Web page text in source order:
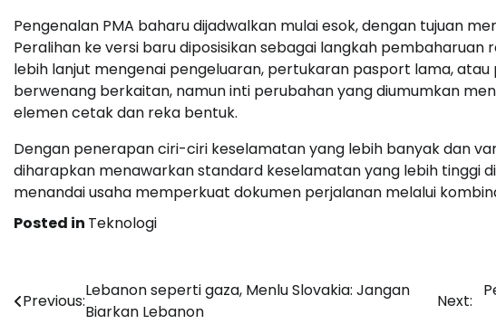
Pengenalan PMA baharu dijadwalkan mulai esok, dengan tujuan
Peralihan ke versi baru diposisikan sebagai langkah
lebih lanjut mengenai pengeluaran, pertukaran pasport lama,
berwenang berkaitan, namun inti perubahan yang diumumkan
elemen cetak dan reka bentuk.
Dengan penerapan ciri-ciri keselamatan yang lebih banyak dan
diharapkan menawarkan standard keselamatan yang lebih tinggi
menandai usaha memperkuat dokumen perjalanan melalui
Posted in Teknologi
Post
Previous:
Lebanon seperti gaza, Menlu Slovakia: Jangan
Biarkan Lebanon
Next: